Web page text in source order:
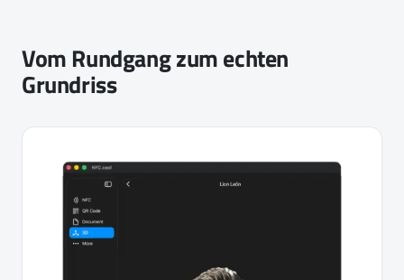
Vom Rundgang zum echten
Grundriss